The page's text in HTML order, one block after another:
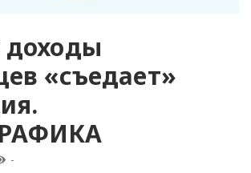
«съедает»
-